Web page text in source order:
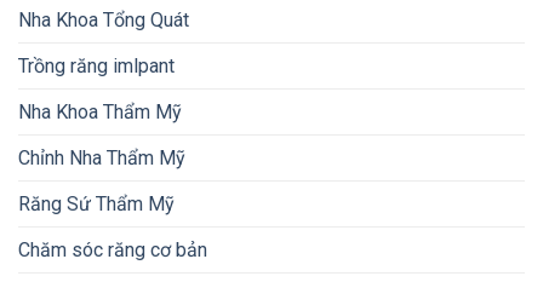
Nha Khoa Tổng Quát
Trồng răng imlpant
Nha Khoa Thẩm Mỹ
Chỉnh Nha Thẩm Mỹ
Răng Sứ Thẩm Mỹ
Chăm sóc răng cơ bản